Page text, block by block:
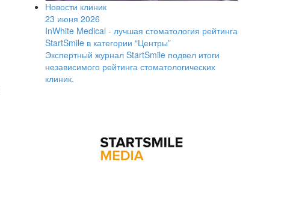
Новости клиник
23 июня 2026
InWhite Medical - лучшая стоматология рейтинга
StartSmile в категории “Центры”
Экспертный журнал StartSmile подвел итоги
независимого рейтинга стоматологических
клиник.